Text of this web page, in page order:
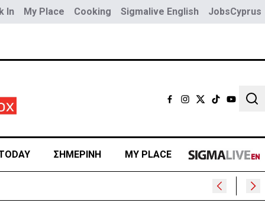
In My Place Cooking Sigmalive English JobsCyprus
ΣΗΜΕΡΙΝΗ MY PLACE